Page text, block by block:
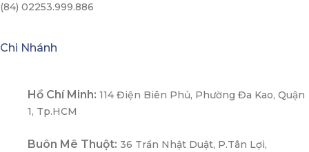
(84) 02253.999.886
Chi Nhánh
Hồ Chí Minh: 114 Điện Biên Phủ, Phường Đa Kao, Quận
1, Tp.HCM
Buôn Mê Thuột: 36 Trần Nhật Duật, P.Tân Lợi,